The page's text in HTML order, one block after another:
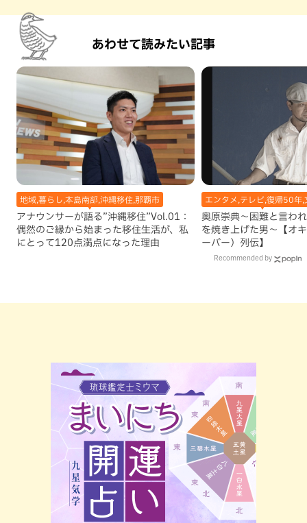
あわせて読みたい記事
地域,暮らし,本島南部,沖縄移住,那覇市
アナウンサーが語る”沖縄移住”Vol.01：
偶然のご縁から始まった移住生活が、私
にとって120点満点になった理由
エンタメ,テレビ,復帰50年,
奥原崇典～困難と言わ
を焼き上げた男～【オ
ーバー）列伝】
Recommended by